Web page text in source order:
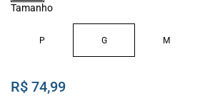
Tamanho
P G M
R$ 74,99